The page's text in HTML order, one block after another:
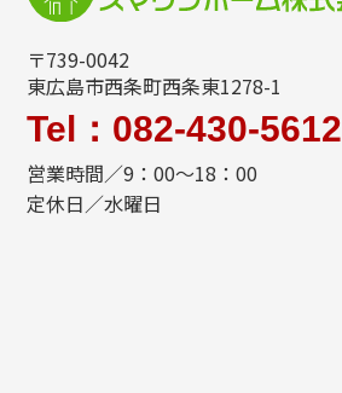
〒739-0042
東広島市西条町西条東1278-1
Tel：082-430-5612
営業時間／9：00～18：00
定休日／水曜日